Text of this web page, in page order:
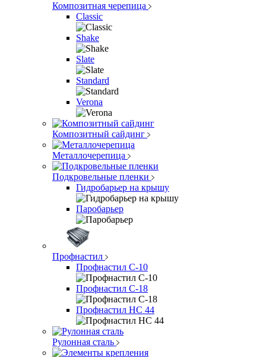
Композитная черепица
Classic
Shake
Slate
Standard
Verona
Композитный сайдинг
Металлочерепица
Подкровельные пленки
Гидробарьер на крышу
Паробарьер
Профнастил
Профнастил С-10
Профнастил С-18
Профнастил НС 44
Рулонная сталь